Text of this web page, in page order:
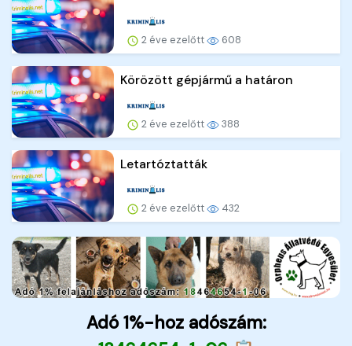
2 éve ezelőtt 608
Körözött gépjármű a határon
2 éve ezelőtt 388
Letartóztatták
2 éve ezelőtt 432
Adó 1%-hoz adószám: